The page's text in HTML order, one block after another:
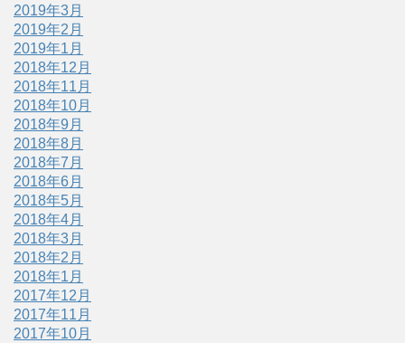
2019年3月
2019年2月
2019年1月
2018年12月
2018年11月
2018年10月
2018年9月
2018年8月
2018年7月
2018年6月
2018年5月
2018年4月
2018年3月
2018年2月
2018年1月
2017年12月
2017年11月
2017年10月